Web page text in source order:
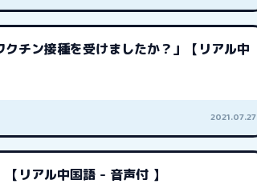
クチン接種を受けましたか？」【リアル中
2021.07.27
【リアル中国語 - 音声付 】